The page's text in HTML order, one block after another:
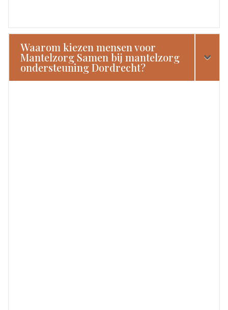
Waarom kiezen mensen voor
Mantelzorg Samen bij mantelzorg
ondersteuning Dordrecht?